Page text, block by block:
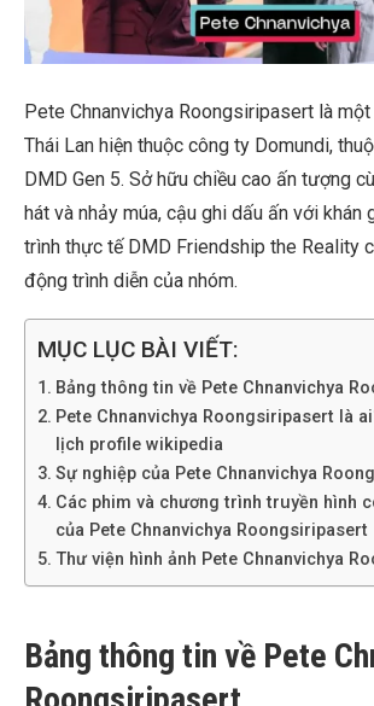
Pete Chnanvichya Roongsiripasert là
Thái Lan hiện thuộc công ty Domundi,
DMD Gen 5. Sở hữu chiều cao ấn tượng
hát và nhảy múa, cậu ghi dấu ấn với khán
trình thực tế DMD Friendship the Reality
động trình diễn của nhóm.
MỤC LỤC BÀI VIẾT:
Bảng thông tin về Pete Chnanvichya
Pete Chnanvichya Roongsiripasert là
lịch profile wikipedia
Sự nghiệp của Pete Chnanvichya
Các phim và chương trình truyền hình
của Pete Chnanvichya Roongsiripasert
Thư viện hình ảnh Pete Chnanvichya
Bảng thông tin về Pete